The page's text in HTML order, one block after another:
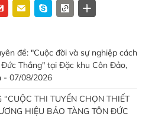
đề: "Cuộc đời và sự nghiệp cách
Thắng" tại Đặc khu Côn Đảo,
- 07/08/2026
THI TUYỂN CHỌN THIẾT
HIỆU BẢO TÀNG TÔN ĐỨC